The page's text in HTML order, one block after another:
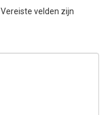
Vereiste velden zijn